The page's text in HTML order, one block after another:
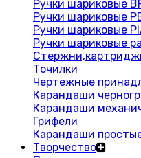
Ручки шариковые
Ручки шариковые
Ручки шариковые
Ручки шариковые
Точилки
Чертежные
Карандаши
Карандаши
Грифели
Карандаши
Творчество